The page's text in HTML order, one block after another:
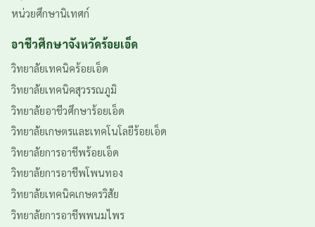
หน่วยศึกษานิเทศก์
อาชีวศึกษาจังหวัดร้อยเอ็ด
วิทยาลัยเทคนิคร้อยเอ็ด
วิทยาลัยเทคนิคสุวรรณภูมิ
วิทยาลัยอาชีวศึกษาร้อยเอ็ด
วิทยาลัยเกษตรและเทคโนโลยีร้อยเอ็ด
วิทยาลัยการอาชีพร้อยเอ็ด
วิทยาลัยการอาชีพโพนทอง
วิทยาลัยเทคนิคเกษตรวิสัย
วิทยาลัยการอาชีพพนมไพร